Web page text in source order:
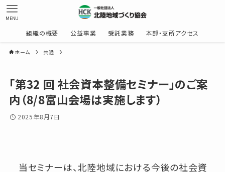
MENU
組織の概要 公益事業 受託業務 本部・支所アクセス
ホーム 共通
「第32 回 社会資本整備セミナー」のご案
内（8/8富山会場は実施します）
2025年8月7日
当セミナーは、北陸地域における今後の社会資